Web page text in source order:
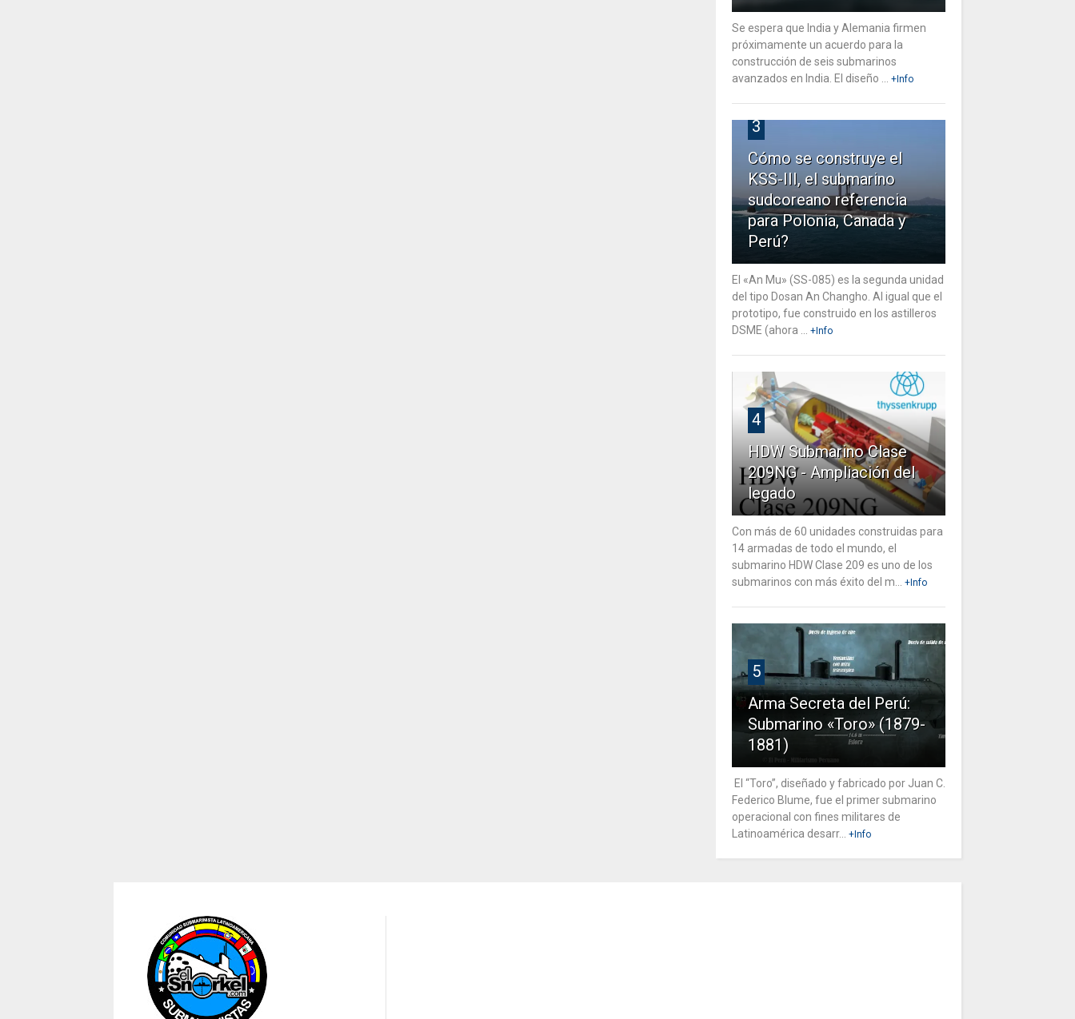
Se espera que India y Alemania firmen
próximamente un acuerdo para la
construcción de seis submarinos
avanzados en India. El diseño ...
+Info
3
Cómo se construye el
KSS-III, el submarino
sudcoreano referencia
para Polonia, Canada y
Perú?
El «An Mu» (SS-085) es la segunda unidad
del tipo Dosan An Changho. Al igual que el
prototipo, fue construido en los astilleros
DSME (ahora ...
+Info
4
HDW Submarino Clase
209NG - Ampliación del
legado
Con más de 60 unidades construidas para
14 armadas de todo el mundo, el
submarino HDW Clase 209 es uno de los
submarinos con más éxito del m...
+Info
5
Arma Secreta del Perú:
Submarino «Toro» (1879-
1881)
El “Toro”, diseñado y fabricado por Juan C.
Federico Blume, fue el primer submarino
operacional con fines militares de
Latinoamérica desarr...
+Info